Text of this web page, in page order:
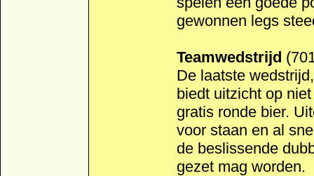
gewonnen legs
Teamwedstrijd
De laatste
biedt uitzicht op
gratis ronde bier.
voor staan en al
de beslissende
gezet mag worden.